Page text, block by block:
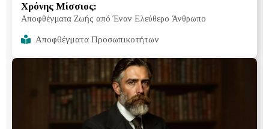
Χρόνης Μίσσιος:
Αποφθέγματα Ζωής από Έναν Ελεύθερο Άνθρωπο
Αποφθέγματα Προσωπικοτήτων